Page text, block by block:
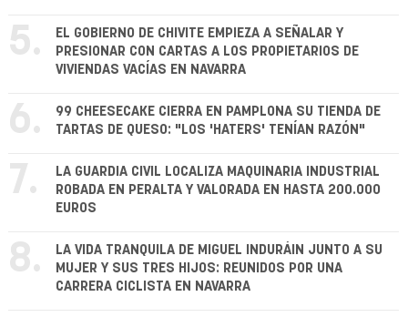
5.
EL GOBIERNO DE CHIVITE EMPIEZA A SEÑALAR Y
PRESIONAR CON CARTAS A LOS PROPIETARIOS DE
VIVIENDAS VACÍAS EN NAVARRA
6.
99 CHEESECAKE CIERRA EN PAMPLONA SU TIENDA DE
TARTAS DE QUESO: "LOS 'HATERS' TENÍAN RAZÓN"
7.
LA GUARDIA CIVIL LOCALIZA MAQUINARIA INDUSTRIAL
ROBADA EN PERALTA Y VALORADA EN HASTA 200.000
EUROS
8.
LA VIDA TRANQUILA DE MIGUEL INDURÁIN JUNTO A SU
MUJER Y SUS TRES HIJOS: REUNIDOS POR UNA
CARRERA CICLISTA EN NAVARRA